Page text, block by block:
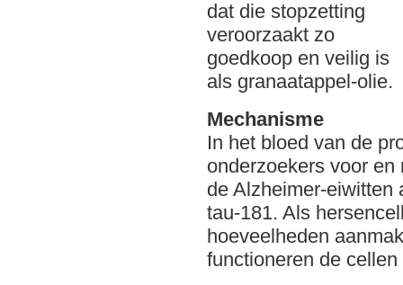
dat die stopzetting
veroorzaakt zo
goedkoop en veilig is
als granaatappel-olie.
Mechanisme
In het bloed van de
onderzoekers voor
de Alzheimer-eiwitten
tau-181. Als
hoeveelheden
functioneren de